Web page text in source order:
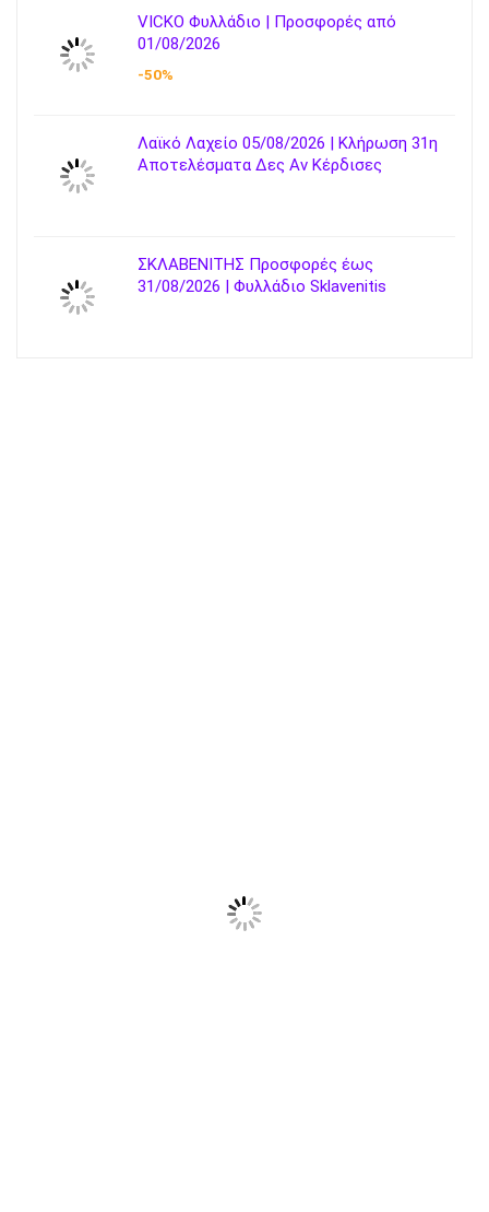
VICKO Φυλλάδιο | Προσφορές από
01/08/2026
-50%
Λαϊκό Λαχείο 05/08/2026 | Κλήρωση 31η
Αποτελέσματα Δες Αν Κέρδισες
ΣΚΛΑΒΕΝΙΤΗΣ Προσφορές έως
31/08/2026 | Φυλλάδιο Sklavenitis